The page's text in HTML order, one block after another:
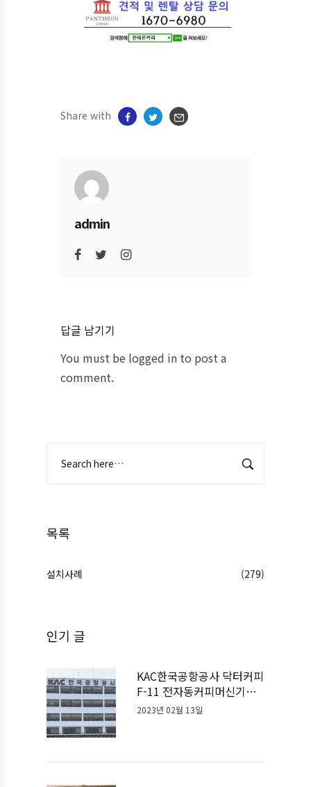
목록
설치사례 (279)
인기 글
KAC한국공항공사 닥터커피
F-11 전자동커피머신기계
설치사례
2023년 02월 13일
Share with
admin
답글 남기기
You must be logged in to post a
comment.